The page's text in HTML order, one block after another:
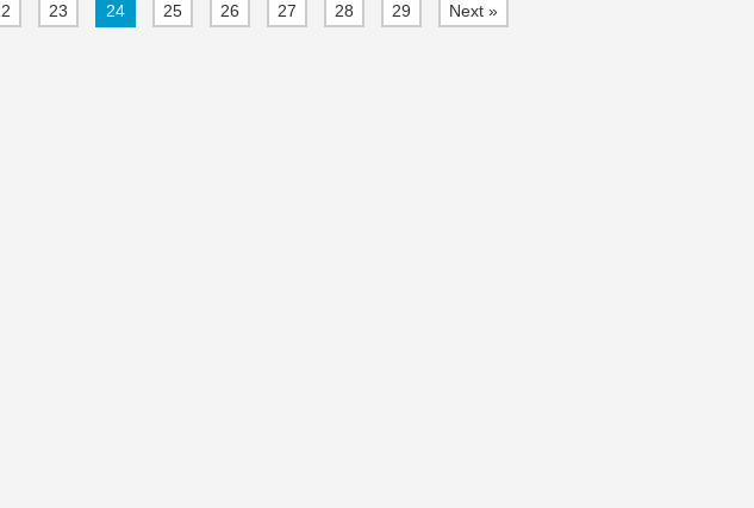
23 24 25 26 27 28 29 Next »